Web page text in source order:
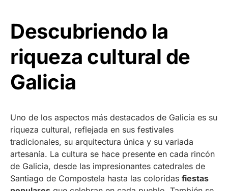
Descubriendo la
riqueza cultural de
Galicia
Uno de los aspectos más destacados de Galicia es su
riqueza cultural, reflejada en sus festivales
tradicionales, su arquitectura única y su variada
artesanía. La cultura se hace presente en cada rincón
de Galicia, desde las impresionantes catedrales de
Santiago de Compostela hasta las coloridas fiestas